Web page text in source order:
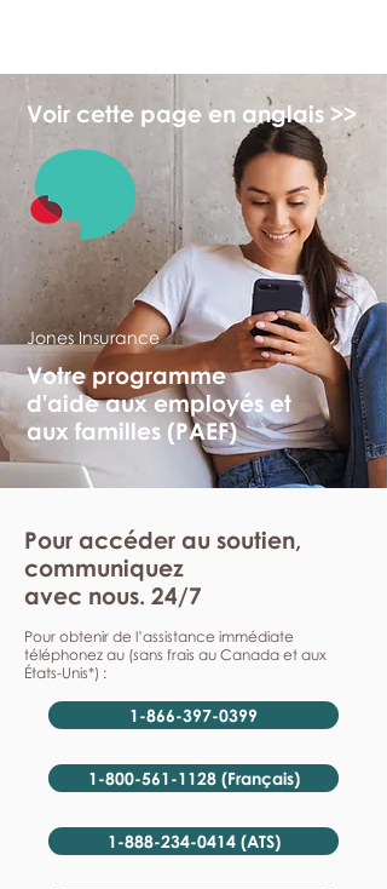
Voir cette page en anglais >>
Jones Insurance
Votre programme
d'aide aux employés et
aux familles (PAEF)
Pour accéder au soutien,
communiquez
avec nous. 24/7
Pour obtenir de l’assistance immédiate
téléphonez au (sans frais au Canada et aux
États-Unis*) :
1-866-397-0399
1-800-561-1128 (Français)
1-888-234-0414 (ATS)